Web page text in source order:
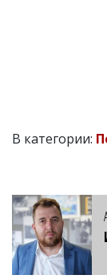
В категории: